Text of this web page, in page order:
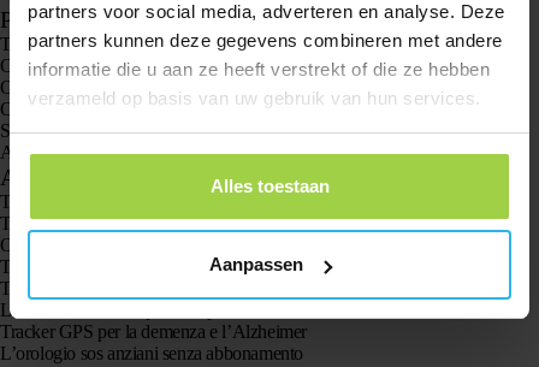
partners voor social media, adverteren en analyse. Deze
partners kunnen deze gegevens combineren met andere
informatie die u aan ze heeft verstrekt of die ze hebben
verzameld op basis van uw gebruik van hun services.
Alles toestaan
Aanpassen
Prodotti
Tracker GPS Spotter X10
Orologio GPS Spotter Senior
Orologio GPS Spotter Explorer
Orologio GPS Spotter per bambini
Spotter CatX
Animal Spotter
Applicazioni
Trackers GPS
Tracker GPS per bambini
Orologi GPS per bambini
Tracker GPS per gatti
Tracker GPS per cani
Localizzatore GPS specifico per anziani
Tracker GPS per la demenza e l’Alzheimer
L’orologio sos anziani senza abbonamento